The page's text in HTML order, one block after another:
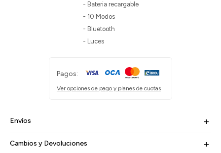
- Bateria recargable
- 10 Modos
- Bluetooth
- Luces
Pagos:
Ver opciones de pago y planes de cuotas
Envíos
Cambios y Devoluciones